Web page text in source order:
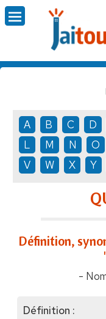
A B C D
L
M N O
V
W X Y
Définition,
-
Définition :